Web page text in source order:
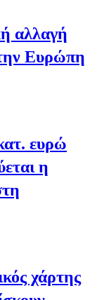
αλλαγή
Ευρώπη
ευρώ
η
χάρτης